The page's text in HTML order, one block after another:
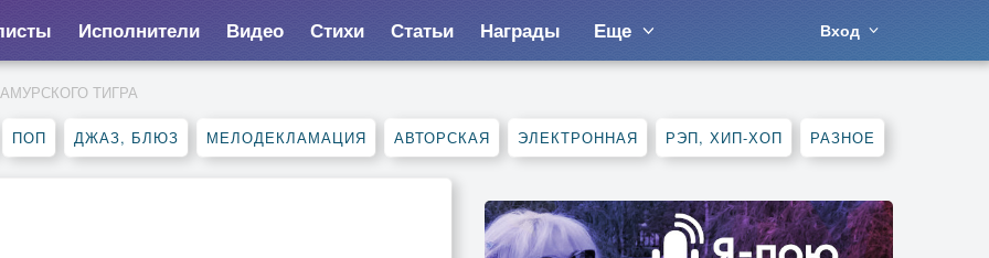
Исполнители Видео Стихи Статьи Награды Еще Вход
ТИГРА
ПОП ДЖАЗ, БЛЮЗ МЕЛОДЕКЛАМАЦИЯ АВТОРСКАЯ ЭЛЕКТРОННАЯ РЭП, ХИП-ХОП РАЗНОЕ